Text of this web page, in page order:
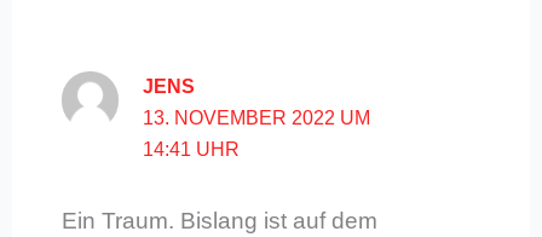
JENS
13. NOVEMBER 2022 UM
14:41 UHR
Ein Traum. Bislang ist auf dem